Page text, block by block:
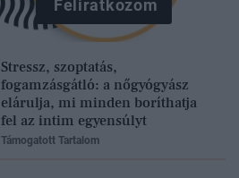
Feliratkozom
Stressz, szoptatás,
fogamzásgátló: a nőgyógyász
elárulja, mi minden boríthatja
fel az intim egyensúlyt
Támogatott Tartalom